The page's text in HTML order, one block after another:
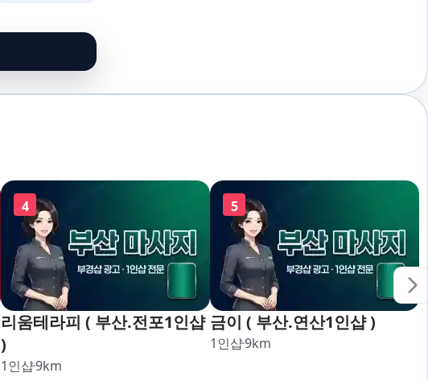
4
리움테라피 ( 부산.전포1인샵
)
1인샵9km
5
금이 ( 부산.연산1인샵 )
1인샵9km